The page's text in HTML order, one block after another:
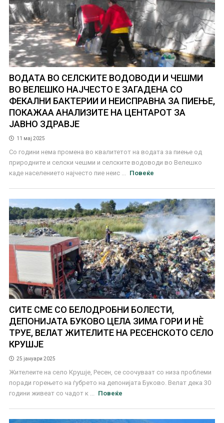
ВОДАТА ВО СЕЛСКИТЕ ВОДОВОДИ И ЧЕШМИ
ВО ВЕЛЕШКО НАЈЧЕСТО Е ЗАГАДЕНА СО
ФЕКАЛНИ БАКТЕРИИ И НЕИСПРАВНА ЗА ПИЕЊЕ,
ПОКАЖАА АНАЛИЗИТЕ НА ЦЕНТАРОТ ЗА
ЈАВНО ЗДРАВЈЕ
11 мај 2025
Со години нема промена во квалитетот на водата за пиење од
природните и селски чешми и селските водоводи во Велешко
каде населението најчесто пие неис ...
Повеќе
СИТЕ СМЕ СО БЕЛOДРОБНИ БОЛЕСТИ,
ДЕПОНИЈАТА БУКОВО ЦЕЛА ЗИМА ГОРИ И НЀ
ТРУЕ, ВЕЛАТ ЖИТЕЛИТЕ НА РЕСЕНСКОТО СЕЛО
КРУШЈЕ
25 јануари 2025
Жителеите на село Крушје, Ресен, се соочуваат со низа проблеми
поради горењето на ѓубрето на депонијата Буково. Велат дека 30
години живеат со чадот к ...
Повеќе